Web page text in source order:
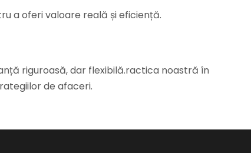
a oferi valoare reală și eficiență.
riguroasă, dar flexibilă.ractica noastră în
de afaceri.